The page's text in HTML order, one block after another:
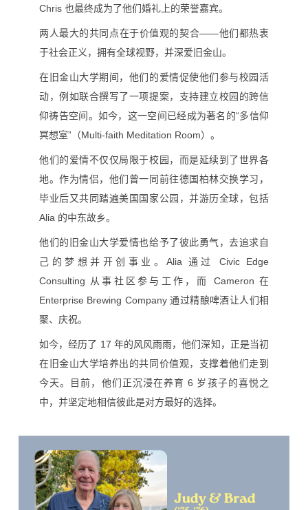
Chris 也最终成为了他们婚礼上的荣誉嘉宾。
两人最大的共同点在于价值观的契合——他们都热衷
于社会正义，拥有全球视野，并深爱旧金山。
在旧金山大学期间，他们的爱情促使他们参与校园活
动，例如联合撰写了一项提案，支持建立校园的跨信
仰祷告空间。如今，这一空间已经成为著名的“多信仰
冥想室”（Multi-faith Meditation Room）。
他们的爱情不仅仅局限于校园，而是延续到了世界各
地。作为情侣，他们曾一同前往德国柏林交换学习，
毕业后又共同踏遍美国国家公园，并游历全球，包括
Alia 的中东故乡。
他们的旧金山大学爱情也给予了彼此勇气，去追求自
己的梦想并开创事业。Alia 通过 Civic Edge
Consulting 从事社区参与工作，而 Cameron 在
Enterprise Brewing Company 通过精酿啤酒让人们相
聚、庆祝。
如今，经历了 17 年的风风雨雨，他们深知，正是当初
在旧金山大学培养出的共同价值观，支撑着他们走到
今天。目前，他们正沉浸在养育 6 岁孩子的喜悦之
中，并坚定地相信彼此是对方最好的选择。